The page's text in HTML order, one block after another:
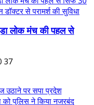
लोक मंच की पहल से
37